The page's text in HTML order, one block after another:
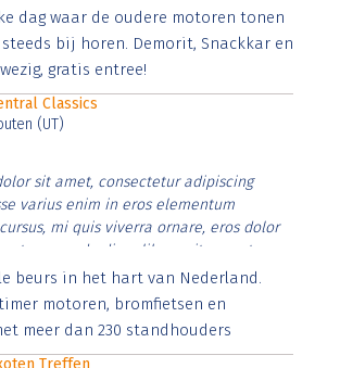
nibh et justo cursus id rutrum lorem
ut sem vitae risus tristique posuere.
dag waar de oudere motoren tonen
bij horen. Demorit, Snackkar en
gratis entree!
Classics
(UT)
sit amet, consectetur adipiscing
varius enim in eros elementum
mi quis viverra ornare, eros dolor
ut commodo diam libero vitae erat.
nibh et justo cursus id rutrum lorem
ut sem vitae risus tristique posuere.
beurs in het hart van Nederland.
motoren, bromfietsen en
meer dan 230 standhouders
Treffen